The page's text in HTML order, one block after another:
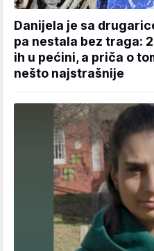
Danijela je sa
pa nestala bez traga:
ih u pećini, a priča o
nešto najstrašnije